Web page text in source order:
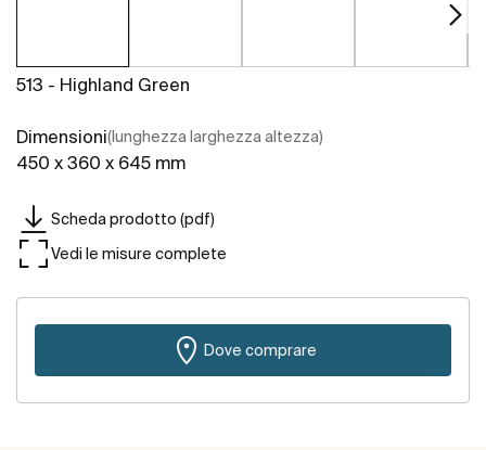
513 - Highland Green
Dimensioni(lunghezza larghezza altezza)
450 x 360 x 645 mm
Scheda prodotto (pdf)
Vedi le misure complete
Dove comprare